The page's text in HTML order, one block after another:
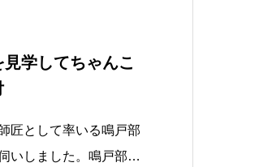
学してちゃんこ
匠として率いる鳴戸部
いしました。鳴戸部屋